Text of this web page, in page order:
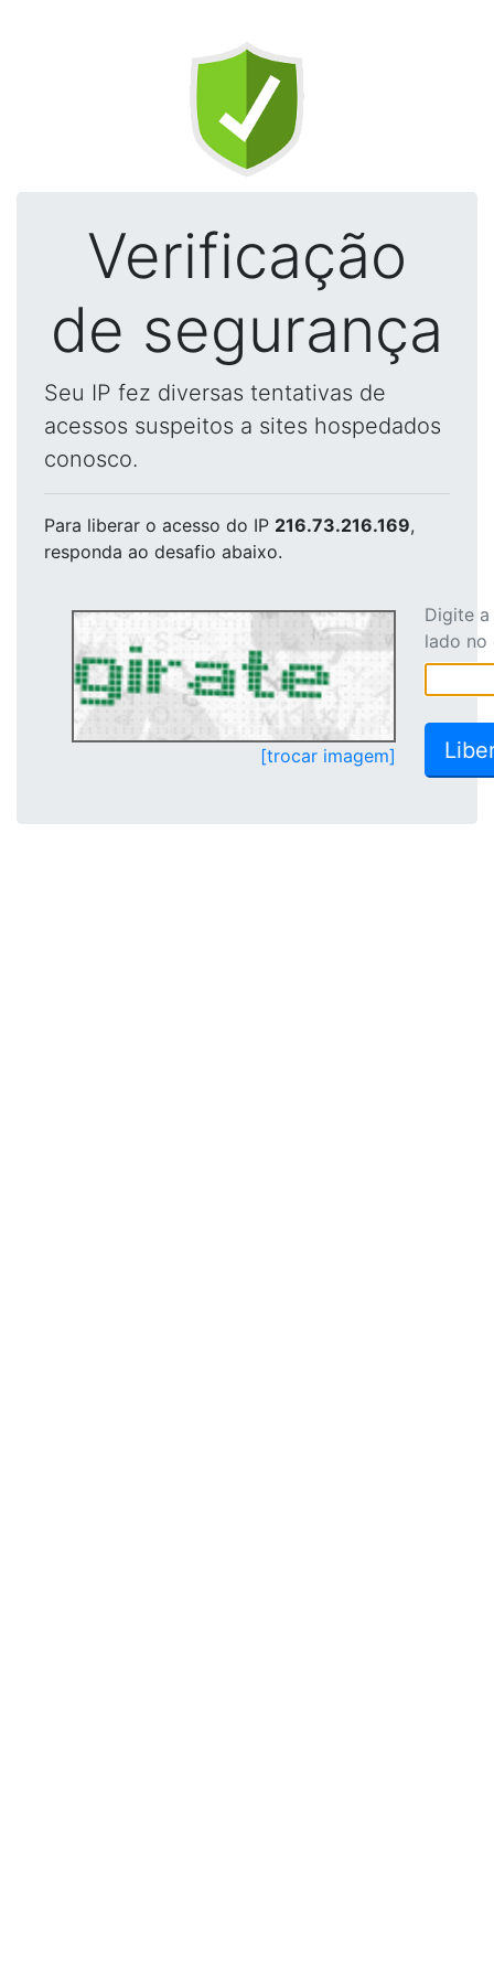
Verificação
de segurança
Seu IP fez diversas tentativas de
acessos suspeitos a sites hospedados
conosco.
Para liberar o acesso do IP 216.73.216.169,
responda ao desafio abaixo.
[trocar imagem]
Digite
lado no